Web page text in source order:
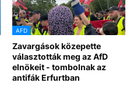
AFD
Zavargások közepette
választották meg az AfD
elnökeit - tombolnak az
antifák Erfurtban